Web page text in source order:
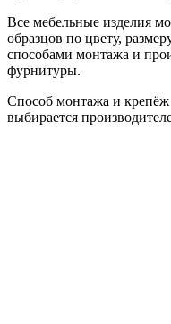
Все мебельные изделия
образцов по цвету,
способами монтажа и
фурнитуры.
Способ монтажа и крепёж
выбирается